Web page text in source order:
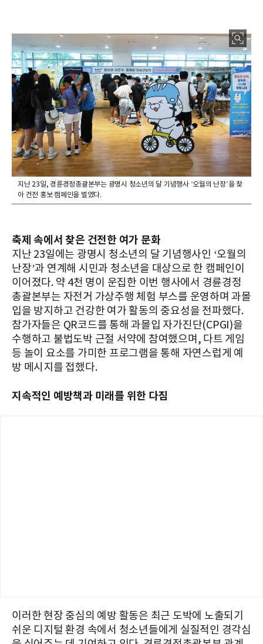
지난 23일, 경륜경정총괄본부는 광명시 청소년의 달 기념행사 ‘오월의 난장’을 찾
아 건전 홍보 캠페인을 벌였다.
축제 속에서 찾은 건전한 여가 문화
지난 23일에는 광명시 청소년의 달 기념행사인 ‘오월의
난장’과 연계해 시민과 청소년을 대상으로 한 캠페인이
이어졌다. 약 4천 명이 운집한 이번 행사에서 경륜경정
총괄본부는 자전거 가상주행 체험 부스를 운영하며 과몰
입을 방지하고 건강한 여가 활동의 중요성을 전파했다.
참가자들은 QR코드를 통해 과몰입 자가진단(CPGI)을
수행하고 불법도박 근절 서약에 참여했으며, 다트 게임
등 놀이 요소를 가미한 프로그램을 통해 자연스럽게 예
방 메시지를 접했다.
지속적인 예방책과 미래를 위한 다짐
이러한 현장 중심의 예방 활동은 최근 도박에 노출되기
쉬운 디지털 환경 속에서 청소년들에게 실질적인 경각심